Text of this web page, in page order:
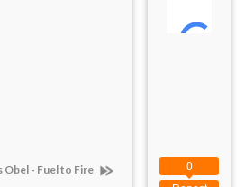
Obel - Fuel to Fire 0